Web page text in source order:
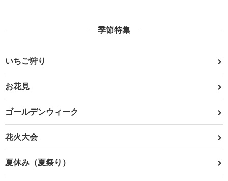
季節特集
いちご狩り
お花見
ゴールデンウィーク
花火大会
夏休み（夏祭り）